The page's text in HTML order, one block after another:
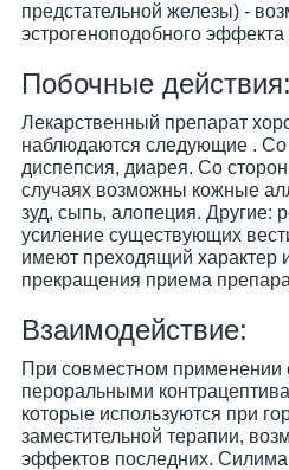
предстательной железы) -
эстрогеноподобного
Побочные действия:
Лекарственный препарат
наблюдаются следующие .
диспепсия, диарея. Со
случаях возможны кожные
зуд, сыпь, алопеция. Другие:
усиление существующих
имеют преходящий характер
прекращения приема
Взаимодействие:
При совместном применении
пероральными
которые используются при
заместительной терапии,
эффектов последних.